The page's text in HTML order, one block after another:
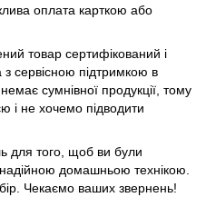
оплата карткою або
товар сертифікований і
з сервісною підтримкою в
сумнівної продукції, тому
і не хочемо підводити
для того, щоб ви були
домашньою технікою.
Чекаємо ваших звернень!